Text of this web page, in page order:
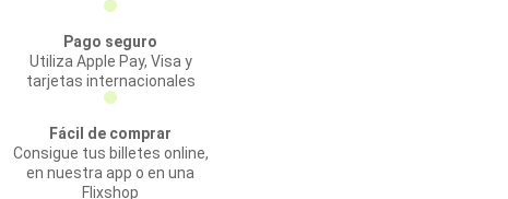
Pago seguro
Utiliza Apple Pay, Visa y
tarjetas internacionales
Fácil de comprar
Consigue tus billetes online,
en nuestra app o en una
Flixshop